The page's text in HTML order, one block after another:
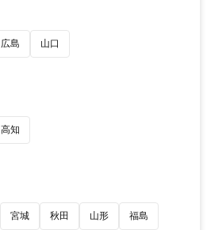
広島 山口
高知
宮城 秋田 山形 福島